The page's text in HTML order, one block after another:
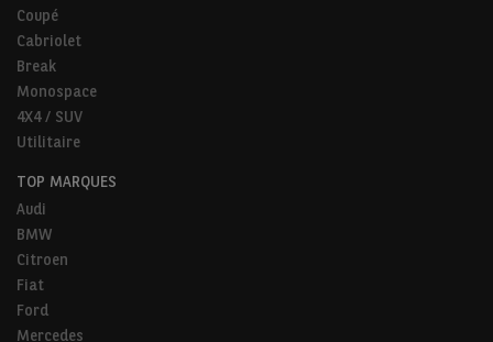
Coupé
Cabriolet
Break
Monospace
4X4 / SUV
Utilitaire
TOP MARQUES
Audi
BMW
Citroen
Fiat
Ford
Mercedes